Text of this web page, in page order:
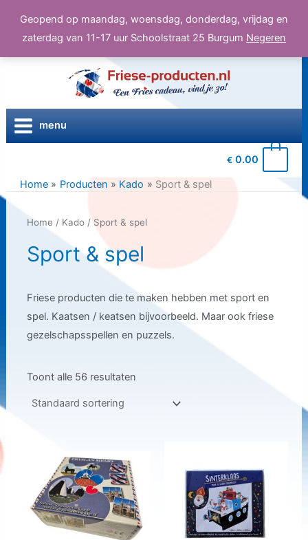
Geopend op maandag, woensdag, donderdag, vrijdag en
zaterdag van 11-17 uur Schoolstraat 25 Burgum Negeren
inhoud
menu
€ 0.00
Home Producten Kado Sport & spel
Home / Kado/ Sport & spel
Sport & spel
Friese producten die te maken hebben met sport en
spel. Kaatsen / keatsen bijvoorbeeld. Maar ook friese
gezelschapsspellen en puzzels.
Toont alle 56 resultaten